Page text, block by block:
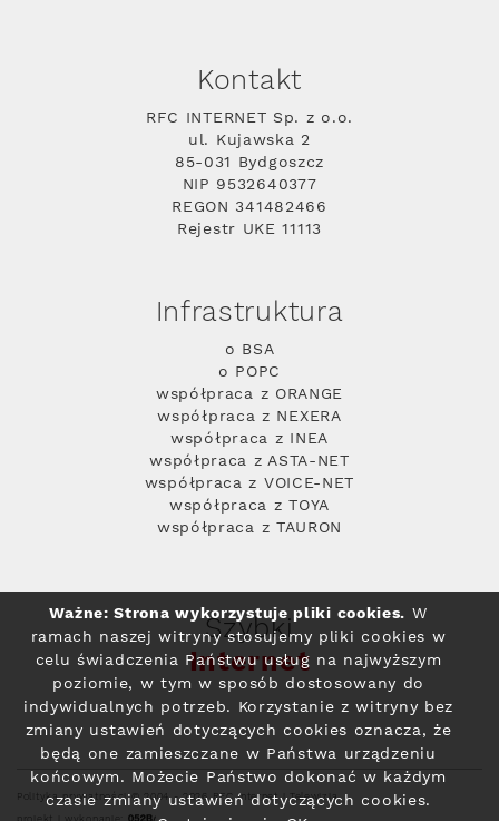
Kontakt
RFC INTERNET Sp. z o.o.
ul. Kujawska 2
85-031 Bydgoszcz
NIP 9532640377
REGON 341482466
Rejestr UKE 11113
Infrastruktura
o BSA
o POPC
współpraca z ORANGE
współpraca z NEXERA
współpraca z INEA
współpraca z ASTA-NET
współpraca z VOICE-NET
współpraca z TOYA
współpraca z TAURON
Szybki
Internet
Polityka prywatności© 2004 - 2026 RFC Internet i Telewizja
Ważne: Strona wykorzystuje pliki cookies. W
ramach naszej witryny stosujemy pliki cookies w
celu świadczenia Państwu usług na najwyższym
poziomie, w tym w sposób dostosowany do
indywidualnych potrzeb. Korzystanie z witryny bez
zmiany ustawień dotyczących cookies oznacza, że
będą one zamieszczane w Państwa urządzeniu
końcowym. Możecie Państwo dokonać w każdym
czasie zmiany ustawień dotyczących cookies.